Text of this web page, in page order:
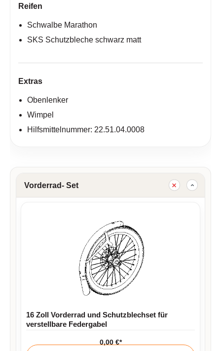
Reifen
Schwalbe Marathon
SKS Schutzbleche schwarz matt
Extras
Obenlenker
Wimpel
Hilfsmittelnummer: 22.51.04.0008
Vorderrad- Set
16 Zoll Vorderrad und Schutzblechset für
verstellbare Federgabel
0,00 €*